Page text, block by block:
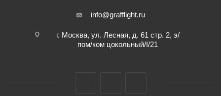
info@grafflight.ru
г. Москва, ул. Лесная, д. 61 стр. 2, э/
пом/ком цокольный/I/21